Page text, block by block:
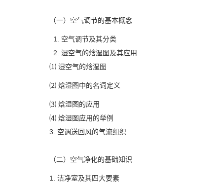
（一）空气调节的基本概念
1. 空气调节及其分类
2. 湿空气的焓湿图及其应用
⑴ 湿空气的焓湿图
⑵ 焓湿图中的名词定义
⑶ 焓湿图的应用
⑷ 焓湿图应用的举例
3. 空调送回风的气流组织
（二）空气净化的基础知识
1. 洁净室及其四大要素